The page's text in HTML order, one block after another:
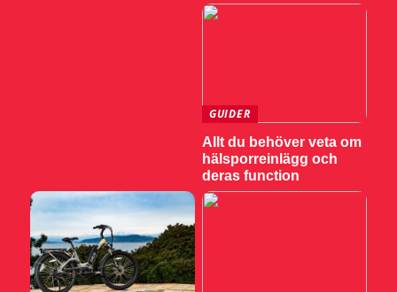
GUIDER
Allt du behöver veta om
hälsporreinlägg och
deras function